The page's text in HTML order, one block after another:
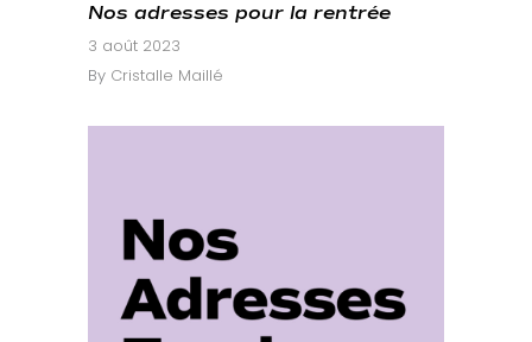
Nos adresses pour la rentrée
3 août 2023
By Cristalle Maillé